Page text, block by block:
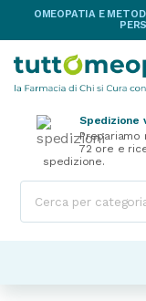
OMEOPATIA E
Spedizione
Prepariamo
72 ore e
spedizione.